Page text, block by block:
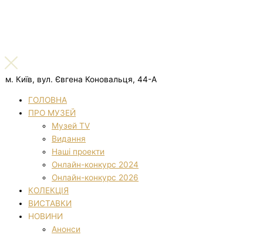
м. Київ, вул. Євгена Коновальця, 44-А
ГОЛОВНА
ПРО МУЗЕЙ
Музей TV
Видання
Наші проекти
Онлайн-конкурс 2024
Онлайн-конкурс 2026
КОЛЕКЦІЯ
ВИСТАВКИ
НОВИНИ
Анонси